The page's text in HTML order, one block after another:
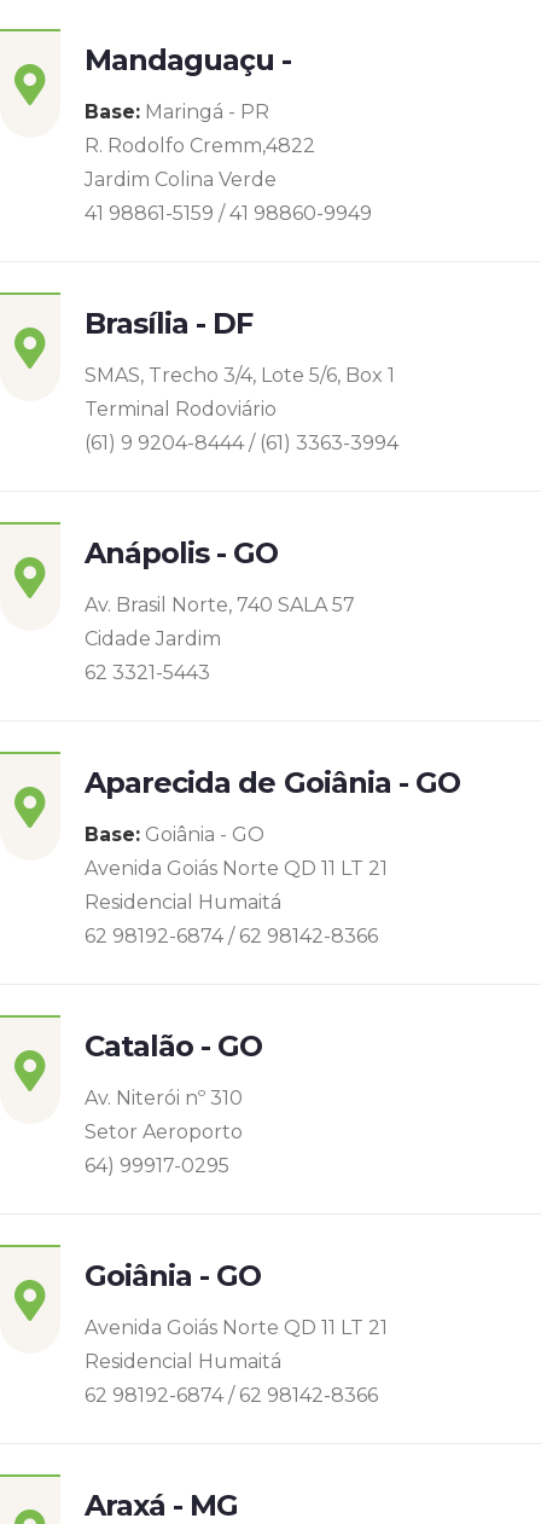
Mandaguaçu -
Base: Maringá - PR
R. Rodolfo Cremm,4822
Jardim Colina Verde
41 98861-5159 / 41 98860-9949
Brasília - DF
SMAS, Trecho 3/4, Lote 5/6, Box 1
Terminal Rodoviário
(61) 9 9204-8444 / (61) 3363-3994
Anápolis - GO
Av. Brasil Norte, 740 SALA 57
Cidade Jardim
62 3321-5443
Aparecida de Goiânia - GO
Base: Goiânia - GO
Avenida Goiás Norte QD 11 LT 21
Residencial Humaitá
62 98192-6874 / 62 98142-8366
Catalão - GO
Av. Niterói nº 310
Setor Aeroporto
64) 99917-0295
Goiânia - GO
Avenida Goiás Norte QD 11 LT 21
Residencial Humaitá
62 98192-6874 / 62 98142-8366
Araxá - MG